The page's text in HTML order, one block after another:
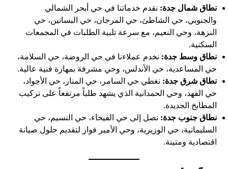
نطاق شمال جدة: نقدم خدماتنا في حي أبحر الشمالي
والجنوبي، حي الشاطئ، حي المرجان، حي البساتين، حي
النزهة، وحي النعيم، مع سرعة تلبية الطلبات في المجمعات
السكنية.
نطاق وسط جدة: نخدم عملاءنا في حي الروضة، حي السلامة،
حي المساعدية، حي الأندلس، وحي مشرفة بمهارة فنية عالية.
نطاق شرق جدة: نغطي حي السامر، حي المنار، حي الأجواد،
حي الفهد، وحي الحمدانية الذي يشهد طلباً مرتفعاً على تركيب
المطابخ الجديدة.
نطاق جنوب جدة: نصل إلى حي الفيحاء، حي النسيم، حي
السليمانية، حي الوزيرية، وحي الأمير فواز لتقديم حلول صيانة
اقتصادية ومتينة.